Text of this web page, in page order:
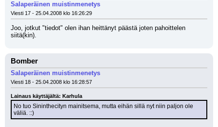
Salaperäinen muistinmenetys
Viesti 17 - 25.04.2008 klo 16:26:29
Joo, jotkut "tiedot" olen ihan heittänyt päästä joten pahoittelen
siitä(kin).
Bomber
Salaperäinen muistinmenetys
Viesti 18 - 25.04.2008 klo 16:28:57
Lainaus käyttäjältä: Karhula
No tuo Sininthecityn mainitsema, mutta eihän sillä nyt niin paljon ole
väliä. ::)